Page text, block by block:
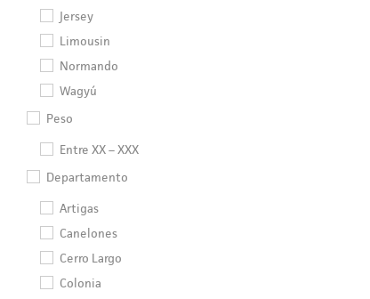
Jersey
Limousin
Normando
Wagyú
Peso
Entre XX – XXX
Departamento
Artigas
Canelones
Cerro Largo
Colonia